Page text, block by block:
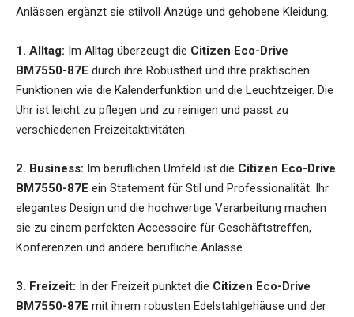
Anlässen ergänzt sie stilvoll Anzüge und gehobene Kleidung.
1. Alltag: Im Alltag überzeugt die Citizen Eco-Drive
BM7550-87E durch ihre Robustheit und ihre praktischen
Funktionen wie die Kalenderfunktion und die Leuchtzeiger. Die
Uhr ist leicht zu pflegen und zu reinigen und passt zu
verschiedenen Freizeitaktivitäten.
2. Business: Im beruflichen Umfeld ist die Citizen Eco-Drive
BM7550-87E ein Statement für Stil und Professionalität. Ihr
elegantes Design und die hochwertige Verarbeitung machen
sie zu einem perfekten Accessoire für Geschäftstreffen,
Konferenzen und andere berufliche Anlässe.
3. Freizeit: In der Freizeit punktet die Citizen Eco-Drive
BM7550-87E mit ihrem robusten Edelstahlgehäuse und der